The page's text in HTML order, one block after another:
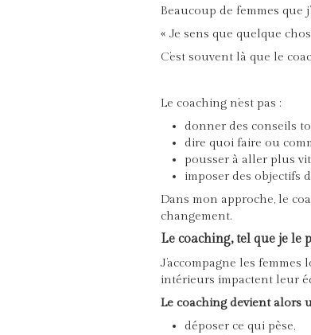
Beaucoup de femmes que
« Je sens que quelque
C’est souvent là que le
Le coaching n’est pas :
donner des conseils
dire quoi faire ou
pousser à aller plus
imposer des objectifs
Dans mon approche, le
changement.
Le coaching, tel que je le
J’accompagne les
intérieurs impactent leur
Le coaching devient alors
déposer ce qui pèse,